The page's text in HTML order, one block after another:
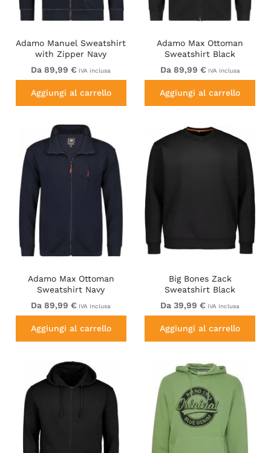
Adamo Manuel Sweatshirt
with Zipper Navy
Da 89,99 € IVA inclusa
Aggiungi al carrello
Adamo Max Ottoman
Sweatshirt Black
Da 89,99 € IVA inclusa
Aggiungi al carrello
Adamo Max Ottoman
Sweatshirt Navy
Da 89,99 € IVA inclusa
Aggiungi al carrello
Big Bones Zack
Sweatshirt Black
Da 39,99 € IVA inclusa
Aggiungi al carrello